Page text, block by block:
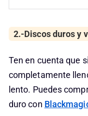
2.-Discos duros y
Ten en cuenta que
completamente
lento. Puedes
duro con